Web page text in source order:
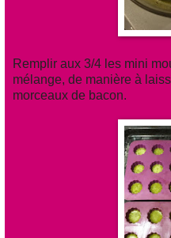
Remplir aux 3/4 les mini
mélange, de manière à
morceaux de bacon.